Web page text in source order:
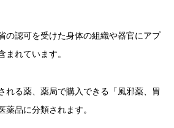
の認可を受けた身体の組織や器官にアプ
まれています。
れる薬、薬局で購入できる「風邪薬、胃
薬品に分類されます。